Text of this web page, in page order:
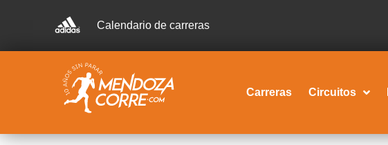
Calendario de carreras
Carreras Circuitos